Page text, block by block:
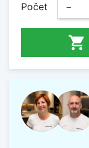
Počet −
